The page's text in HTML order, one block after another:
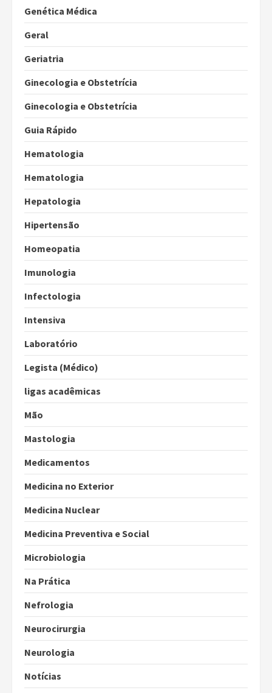
Genética Médica
Geral
Geriatria
Ginecologia e Obstetrícia
Ginecologia e Obstetrícia
Guia Rápido
Hematologia
Hematologia
Hepatologia
Hipertensão
Homeopatia
Imunologia
Infectologia
Intensiva
Laboratório
Legista (Médico)
ligas acadêmicas
Mão
Mastologia
Medicamentos
Medicina no Exterior
Medicina Nuclear
Medicina Preventiva e Social
Microbiologia
Na Prática
Nefrologia
Neurocirurgia
Neurologia
Notícias